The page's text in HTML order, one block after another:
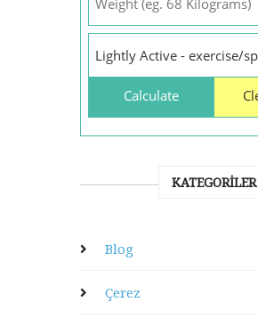
KATEGORILER
Blog
Çerez